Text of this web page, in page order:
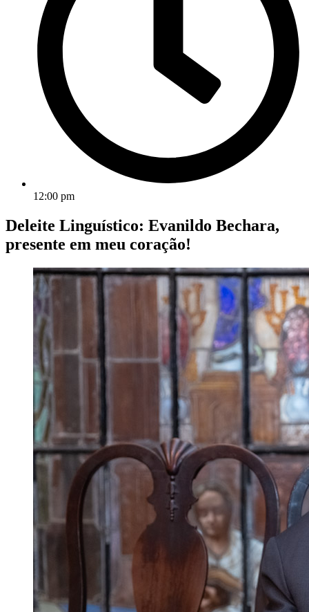
12:00 pm
Deleite Linguístico: Evanildo Bechara,
presente em meu coração!